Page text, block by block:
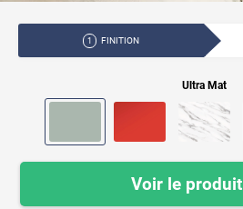
1 FINITION
Ultra Mat
Voir le produit